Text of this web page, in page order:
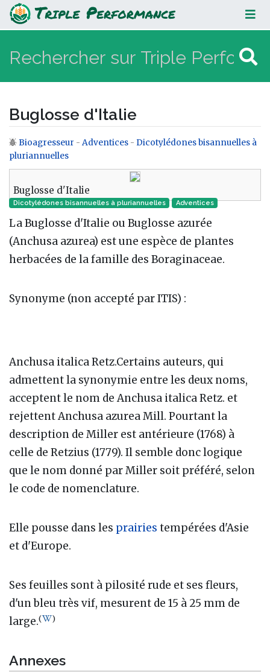
Buglosse d'Italie
Buglosse d'Italie
Aller à :navigation,rechercher
Bioagresseur - Adventices - Dicotylédones bisannuelles à
pluriannuelles
Buglosse d'Italie
Dicotylédones bisannuelles à pluriannuelles Adventices
La Buglosse d'Italie ou Buglosse azurée
(Anchusa azurea) est une espèce de plantes
herbacées de la famille des Boraginaceae.
Synonyme (non accepté par ITIS) :
Anchusa italica Retz.Certains auteurs, qui
admettent la synonymie entre les deux noms,
acceptent le nom de Anchusa italica Retz. et
rejettent Anchusa azurea Mill. Pourtant la
description de Miller est antérieure (1768) à
celle de Retzius (1779). Il semble donc logique
que le nom donné par Miller soit préféré, selon
le code de nomenclature.
Elle pousse dans les prairies tempérées d'Asie
et d'Europe.
Ses feuilles sont à pilosité rude et ses fleurs,
d'un bleu très vif, mesurent de 15 à 25 mm de
large.( )
Annexes